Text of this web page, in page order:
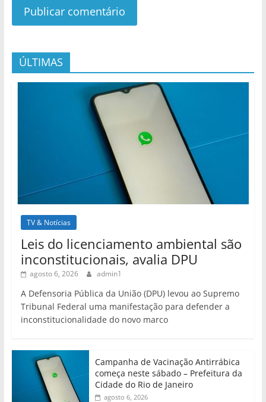
ÚLTIMAS
TV & Notícias
Leis do licenciamento ambiental são
inconstitucionais, avalia DPU
agosto 6, 2026 admin1
A Defensoria Pública da União (DPU) levou ao Supremo
Tribunal Federal uma manifestação para defender a
inconstitucionalidade do novo marco
Campanha de Vacinação Antirrábica
começa neste sábado – Prefeitura da
Cidade do Rio de Janeiro
agosto 6, 2026